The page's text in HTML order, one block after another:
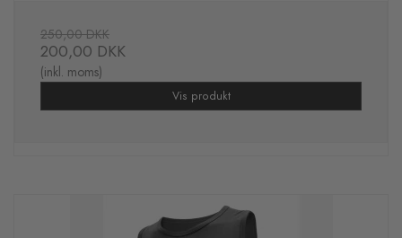
250,00 DKK
200,00 DKK
(inkl. moms)
Vis produkt